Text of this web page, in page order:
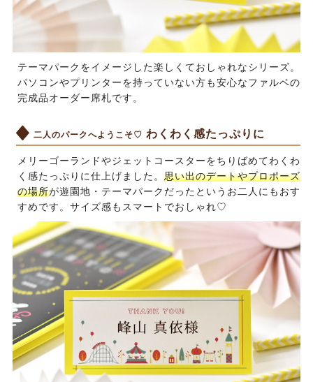
テーマパークをイメージした楽しくておしゃれなシリーズ。
パソコンやプリンターを持っていない方も安心なファルベの
完成品オーダー席札です。
二人のパークへようこそ♡ わくわく感たっぷりに
メリーゴーランドやジェットコースターをちりばめてわくわ
く感たっぷりに仕上げました。 思い出のデートやプロポーズ
の場所が遊園地・テーマパークだったというお二人にもおす
すめです。サイズ感もスマートでおしゃれ♡